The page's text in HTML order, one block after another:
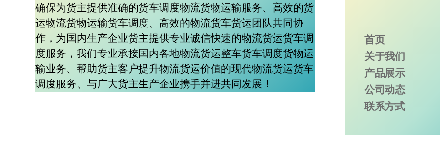
确保为货主提供准确的货车调度物流货物运输服务、高效的货
运物流货物运输货车调度、高效的物流货车货运团队共同协
作，为国内生产企业货主提供专业诚信快速的物流货运货车调
度服务，我们专业承接国内各地物流货运整车货车调度货物运
输业务、帮助货主客户提升物流货运价值的现代物流货运货车
调度服务、与广大货主生产企业携手并进共同发展！
首页
关于我们
产品展示
公司动态
联系方式